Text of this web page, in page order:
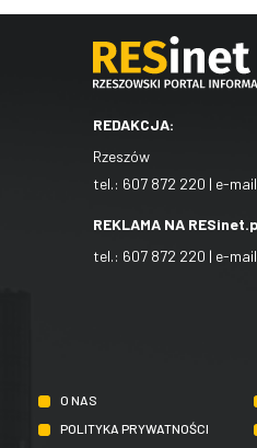
REDAKCJA:
Rzeszów
tel.: 607 872 220 | e-
REKLAMA NA
tel.: 607 872 220 | e-
O NAS
POLITYKA PRYWATNOŚCI